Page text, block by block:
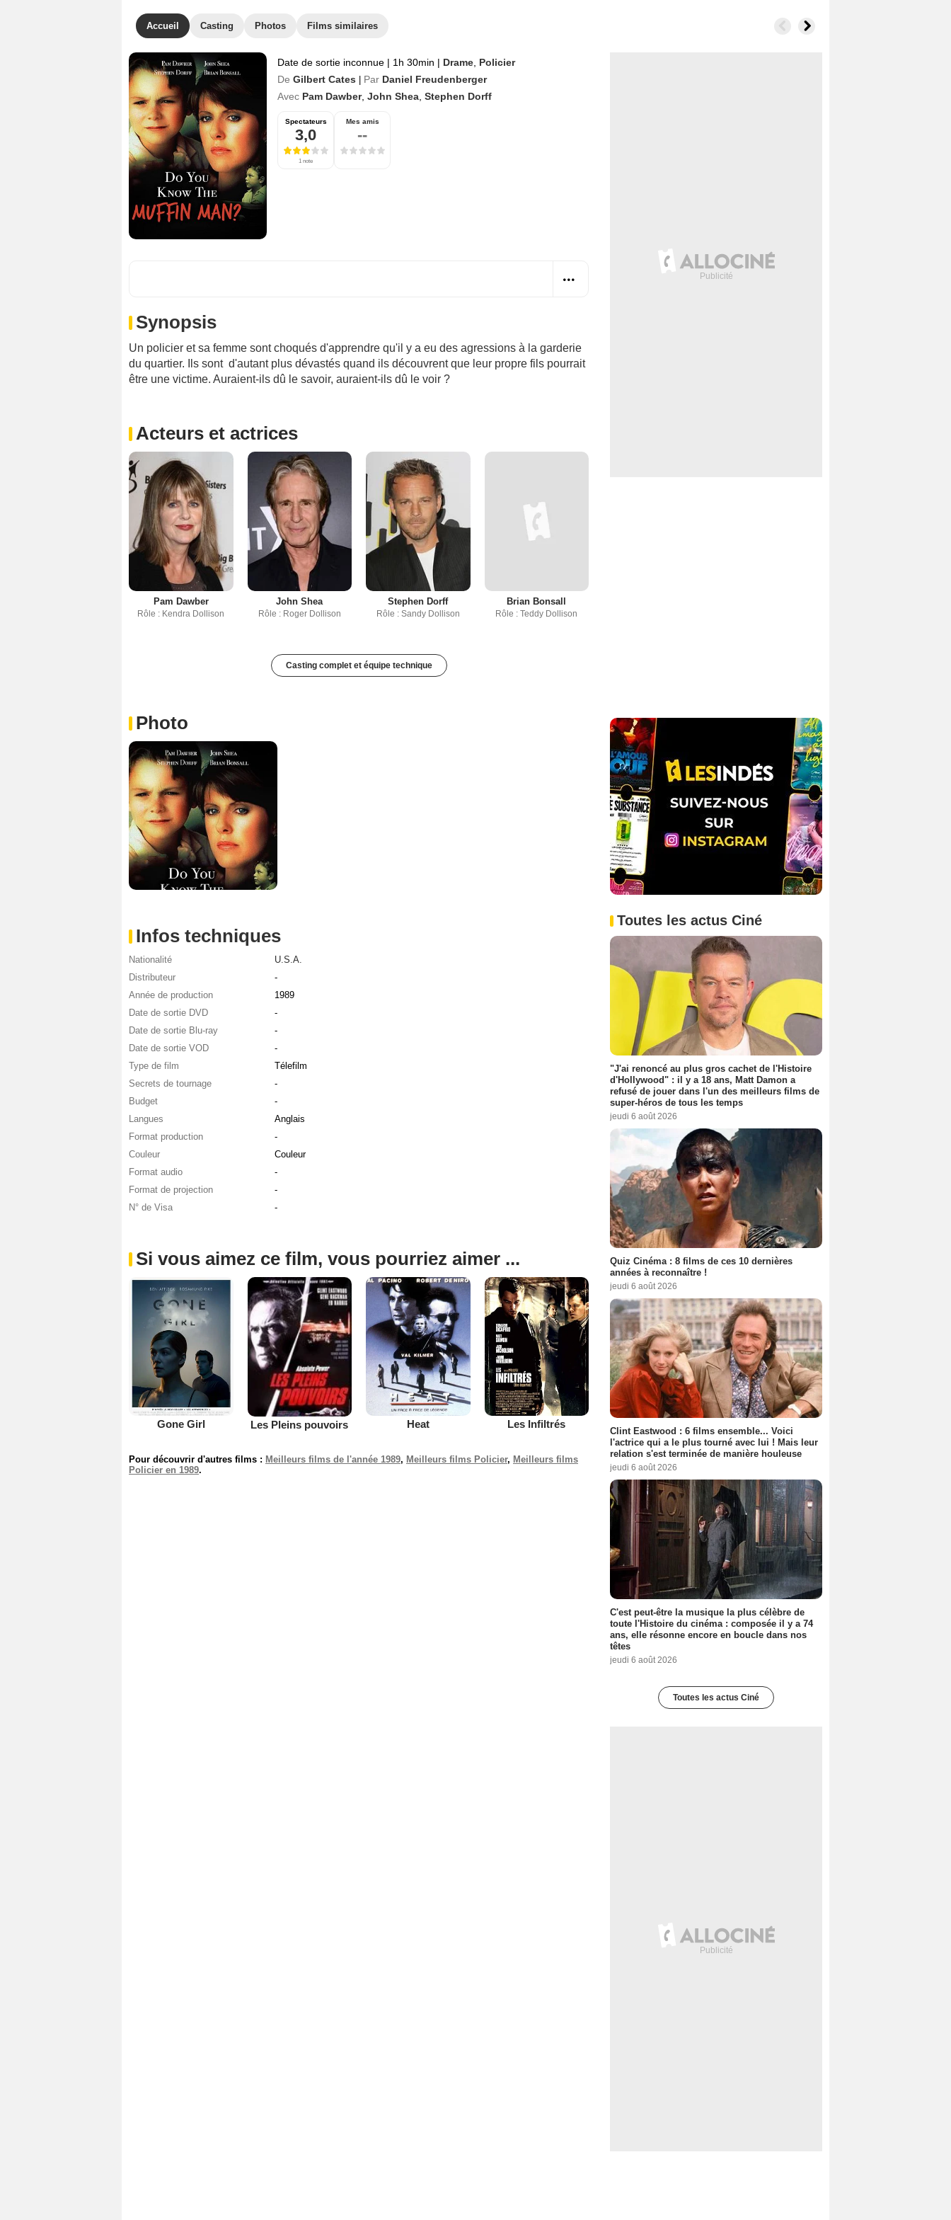
Accueil Casting Photos Films similaires
Date de sortie inconnue | 1h 30min | Drame Policier
De Gilbert Cates Par Daniel Freudenberger
Avec Pam Dawber, John Shea Stephen Dorff
Spectateurs
3,0
1 note
Mes amis
--
Synopsis
Un policier et sa femme sont choqués d'apprendre qu'il y a eu des agressions à la garderie
du quartier. Ils sont d'autant plus dévastés quand ils découvrent que leur propre fils pourrait
être une victime. Auraient-ils dû le savoir, auraient-ils dû le voir ?
Acteurs et actrices
Pam Dawber
Rôle : Kendra Dollison
John Shea
Rôle : Roger Dollison
Stephen Dorff
Rôle : Sandy Dollison
Brian Bonsall
Rôle : Teddy Dollison
Casting complet et équipe technique
Photo
Infos techniques
Nationalité
U.S.A.
Distributeur
-
Année de production
1989
Date de sortie DVD
-
Date de sortie Blu-ray
-
Date de sortie VOD
-
Type de film
Télefilm
Secrets de tournage
-
Budget
-
Langues
Anglais
Format production
-
Couleur
Couleur
Format audio
-
Format de projection
-
N° de Visa
-
Si vous aimez ce film, vous pourriez aimer ...
Gone Girl Les Pleins pouvoirs Heat Les Infiltrés
Pour découvrir d'autres films : Meilleurs films de l'année 1989, Meilleurs films Policier, Meilleurs films
Policier en 1989.
Toutes les actus Ciné
"J'ai renoncé au plus gros cachet de l'Histoire
d'Hollywood" : il y a 18 ans, Matt Damon a
refusé de jouer dans l'un des meilleurs films de
super-héros de tous les temps
jeudi 6 août 2026
Quiz Cinéma : 8 films de ces 10 dernières
années à reconnaître !
jeudi 6 août 2026
Clint Eastwood : 6 films ensemble... Voici
l'actrice qui a le plus tourné avec lui ! Mais leur
relation s'est terminée de manière houleuse
jeudi 6 août 2026
C'est peut-être la musique la plus célèbre de
toute l'Histoire du cinéma : composée il y a 74
ans, elle résonne encore en boucle dans nos
têtes
jeudi 6 août 2026
Toutes les actus Ciné